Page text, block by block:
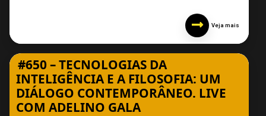
Veja mais
#650 – TECNOLOGIAS DA
INTELIGÊNCIA E A FILOSOFIA: UM
DIÁLOGO CONTEMPORÂNEO. LIVE
COM ADELINO GALA